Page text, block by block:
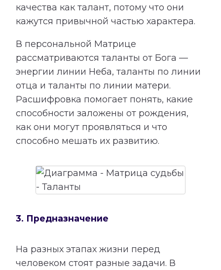
качества как талант, потому что они
кажутся привычной частью характера.
В персональной Матрице
рассматриваются таланты от Бога —
энергии линии Неба, таланты по линии
отца и таланты по линии матери.
Расшифровка помогает понять, какие
способности заложены от рождения,
как они могут проявляться и что
способно мешать их развитию.
3. Предназначение
На разных этапах жизни перед
человеком стоят разные задачи. В